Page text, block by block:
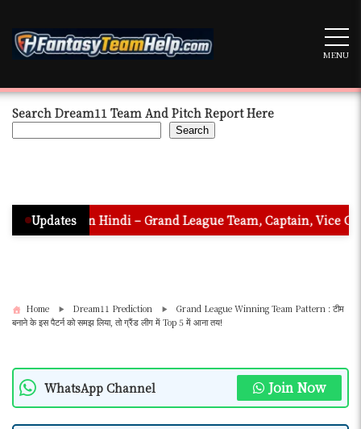
content
MENU
Search Dream11 Team And Pitch Report Here
Search
Updates
In Hindi – Grand League Team, Captain, Vice Captain &
Home Dream11 Prediction
Grand League Winning Team Pattern : टीम
बनाने के इस पैटर्न को समझ लिया, तो ग्रैंड लीग में Top 5 में आना तय!
WhatsApp Channel Join Now